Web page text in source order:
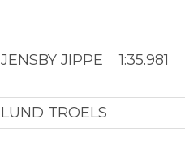
JENSBY JIPPE 1:35.981
LUND TROELS